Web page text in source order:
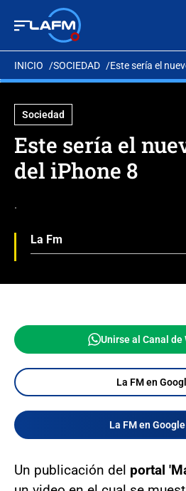
INICIO SOCIEDAD Este sería el
Sociedad
Este sería el
del iPhone 8
.
La Fm
Unirse al Canal de
La FM en
La FM en
Un publicación del portal